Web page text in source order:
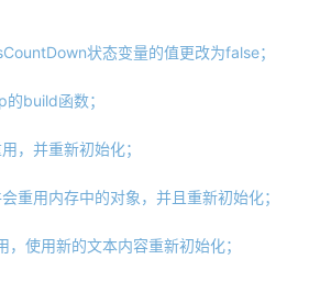
状态变量的值更改为false；
build函数；
，并重新初始化；
重用内存中的对象，并且重新初始化；
用新的文本内容重新初始化；